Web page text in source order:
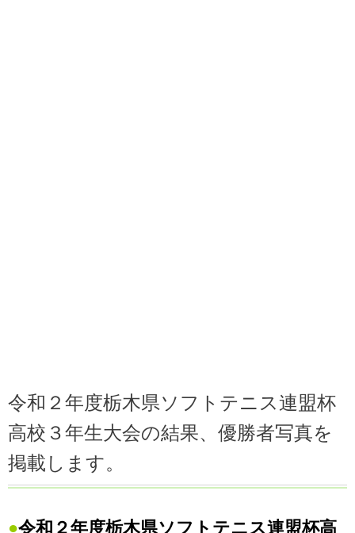
令和２年度栃木県ソフトテニス連盟杯
高校３年生大会の結果、優勝者写真を
掲載します。
●令和２年度栃木県ソフトテニス連盟杯高